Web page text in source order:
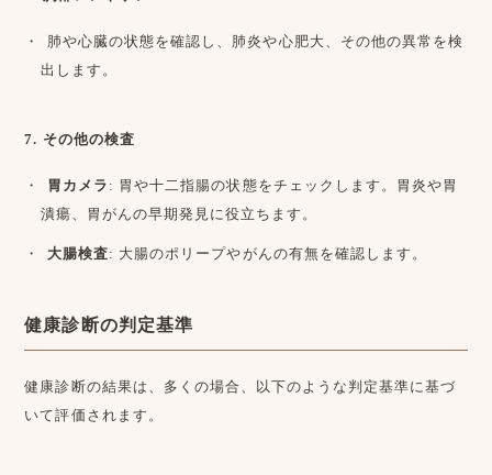
肺や心臓の状態を確認し、肺炎や心肥大、その他の異常を検
出します。
7. その他の検査
胃カメラ : 胃や十二指腸の状態をチェックします。胃炎や胃
潰瘍、胃がんの早期発見に役立ちます。
大腸検査: 大腸のポリープやがんの有無を確認します。
健康診断の判定基準
健康診断の結果は、多くの場合、以下のような判定基準に基づ
いて評価されます。